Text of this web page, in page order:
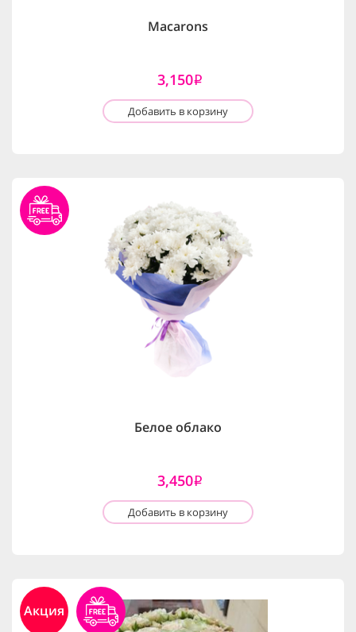
Macarons
3,150i
Добавить в корзину
Белое облако
3,450i
Добавить в корзину
Акция